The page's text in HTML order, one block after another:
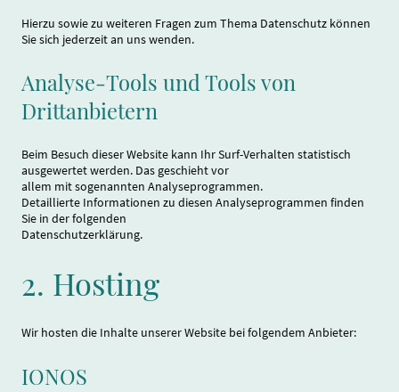
Hierzu sowie zu weiteren Fragen zum Thema Datenschutz können
Sie sich jederzeit an uns wenden.
Analyse-Tools und Tools von
Drittanbietern
Beim Besuch dieser Website kann Ihr Surf-Verhalten statistisch
ausgewertet werden. Das geschieht vor
allem mit sogenannten Analyseprogrammen.
Detaillierte Informationen zu diesen Analyseprogrammen finden
Sie in der folgenden
Datenschutzerklärung.
2. Hosting
Wir hosten die Inhalte unserer Website bei folgendem Anbieter:
IONOS